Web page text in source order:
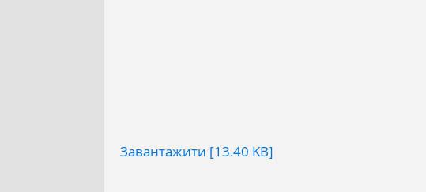
Завантажити [13.40 KB]